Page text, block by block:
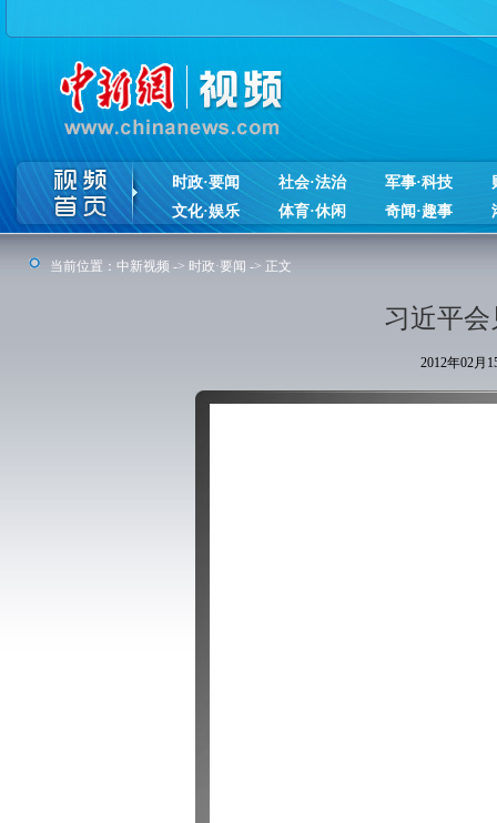
时政·要闻 社会·法治 军事·科技
文化·娱乐
体育·休闲 奇闻·趣事
当前位置： 中新视频 -> 时政·要闻 -> 正文
习近平
2012年02月